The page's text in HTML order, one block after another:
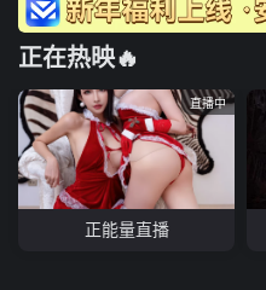
正在热映🔥
直播中
正能量直播